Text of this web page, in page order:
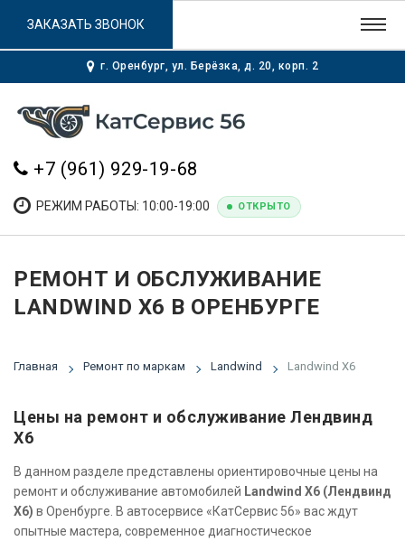
г. Оренбург, ул. Берёзка, д. 20, корп. 2
+7 (961) 929-19-68
РЕЖИМ РАБОТЫ: 10:00-19:00 ОТКРЫТО
ЗАКАЗАТЬ ЗВОНОК
РЕМОНТ И ОБСЛУЖИВАНИЕ
LANDWIND X6 В ОРЕНБУРГЕ
Главная Ремонт по маркам Landwind Landwind X6
Цены на ремонт и обслуживание Лендвинд
X6
В данном разделе представлены ориентировочные цены на
ремонт и обслуживание автомобилей Landwind X6 (Лендвинд
X6) в Оренбурге. В автосервисе «КатСервис 56» вас ждут
опытные мастера, современное диагностическое